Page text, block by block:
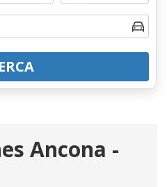
Ancona -